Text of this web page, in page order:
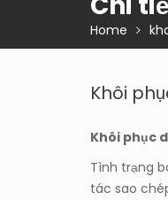
Home
Khôi
Khôi phục
Tình trạng
tác sao